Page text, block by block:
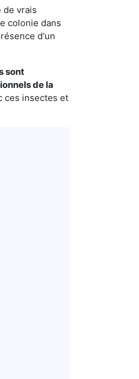
de vrais
colonie dans
d'un
sont
de la
ces insectes et